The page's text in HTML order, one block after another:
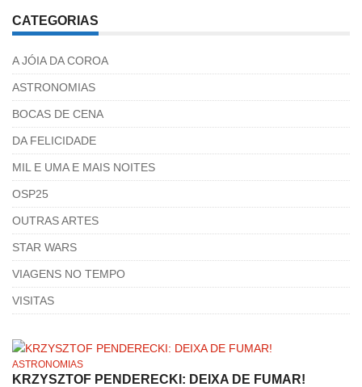
CATEGORIAS
A JÓIA DA COROA
ASTRONOMIAS
BOCAS DE CENA
DA FELICIDADE
MIL E UMA E MAIS NOITES
OSP25
OUTRAS ARTES
STAR WARS
VIAGENS NO TEMPO
VISITAS
ASTRONOMIAS
KRZYSZTOF PENDERECKI: DEIXA DE FUMAR!